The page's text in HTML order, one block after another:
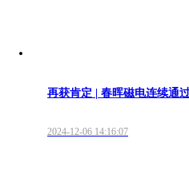
再获肯定 | 春晖磁电连续通
2024-12-06 14:16:07